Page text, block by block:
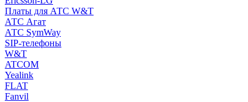
Платы для АТС W&T
АТС Агат
АТС SymWay
SIP-телефоны
W&T
ATCOM
Yealink
FLAT
Fanvil